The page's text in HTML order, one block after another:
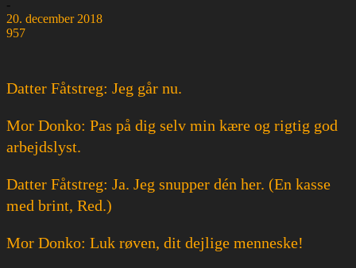
-
20. december 2018
957
Datter Fåtstreg: Jeg går nu.
Mor Donko: Pas på dig selv min kære og rigtig god
arbejdslyst.
Datter Fåtstreg: Ja. Jeg snupper dén her. (En kasse
med brint, Red.)
Mor Donko: Luk røven, dit dejlige menneske!